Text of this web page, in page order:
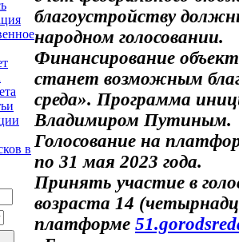
в
благоустройству
народном голосовании.
Финансирование
станет возможным
среда». Программа
Владимиром Путиным.
Голосование на
по 31 мая 2023 года.
Принять участие в
возраста 14
платформе